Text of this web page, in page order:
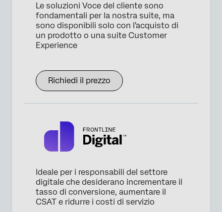
Le soluzioni Voce del cliente sono
fondamentali per la nostra suite, ma
sono disponibili solo con l'acquisto di
un prodotto o una suite Customer
Experience
Richiedi il prezzo
Ideale per i responsabili del settore
digitale che desiderano incrementare il
tasso di conversione, aumentare il
CSAT e ridurre i costi di servizio